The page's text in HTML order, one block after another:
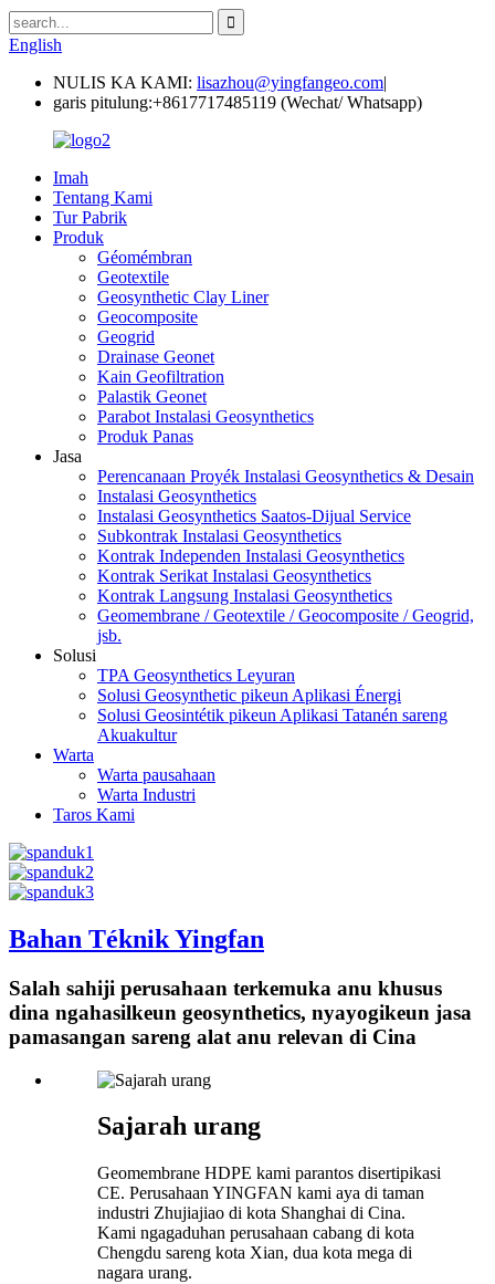
English
NULIS KA KAMI: lisazhou@yingfangeo.com|
garis pitulung:+8617717485119 (Wechat/ Whatsapp)
Imah
Tentang Kami
Tur Pabrik
Produk
Géomémbran
Geotextile
Geosynthetic Clay Liner
Geocomposite
Geogrid
Drainase Geonet
Kain Geofiltration
Palastik Geonet
Parabot Instalasi Geosynthetics
Produk Panas
Jasa
Perencanaan Proyék Instalasi Geosynthetics & Desain
Instalasi Geosynthetics
Instalasi Geosynthetics Saatos-Dijual Service
Subkontrak Instalasi Geosynthetics
Kontrak Independen Instalasi Geosynthetics
Kontrak Serikat Instalasi Geosynthetics
Kontrak Langsung Instalasi Geosynthetics
Geomembrane / Geotextile / Geocomposite / Geogrid,
jsb.
Solusi
TPA Geosynthetics Leyuran
Solusi Geosynthetic pikeun Aplikasi Énergi
Solusi Geosintétik pikeun Aplikasi Tatanén sareng
Akuakultur
Warta
Warta pausahaan
Warta Industri
Taros Kami
Bahan Téknik Yingfan
Salah sahiji perusahaan terkemuka anu khusus
dina ngahasilkeun geosynthetics, nyayogikeun jasa
pamasangan sareng alat anu relevan di Cina
Sajarah urang
Geomembrane HDPE kami parantos disertipikasi
CE. Perusahaan YINGFAN kami aya di taman
industri Zhujiajiao di kota Shanghai di Cina.
Kami ngagaduhan perusahaan cabang di kota
Chengdu sareng kota Xian, dua kota mega di
nagara urang.